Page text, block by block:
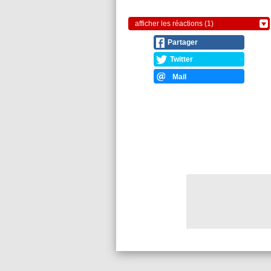
afficher les réactions (1)
Partager
Twitter
Mail